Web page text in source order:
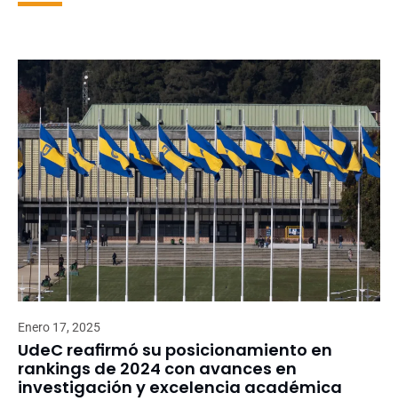
Enero 17, 2025
UdeC reafirmó su posicionamiento en
rankings de 2024 con avances en
investigación y excelencia académica